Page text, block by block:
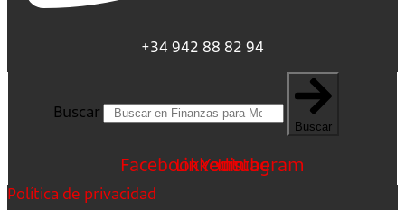
+34 942 88 82 94
Buscar
Buscar
FacebookLinkedin
Youtube
Instagram
Política de privacidad